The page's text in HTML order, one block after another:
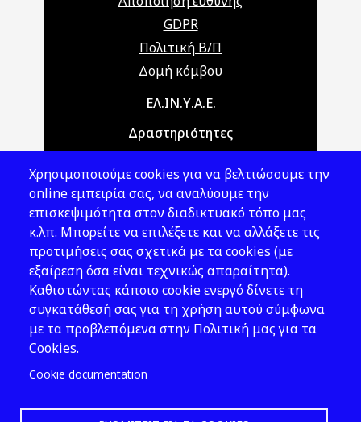
GDPR
Πολιτική Β/Π
Δομή κόμβου
Main navigationΕΛ.ΙΝ.Υ.Α.Ε.
Δραστηριότητες
Νομοθεσία
Εκδόσεις
Νέα - Εκδηλώσεις
Ακολουθήστε μας
Χρησιμοποιούμε cookies για να βελτιώσουμε την
online εμπειρία σας, να αναλύουμε την
επισκεψιμότητα στον διαδικτυακό τόπο μας
κ.λπ. Μπορείτε να επιλέξετε και να αλλάξετε τις
προτιμήσεις σας σχετικά με τα cookies (με
εξαίρεση όσα είναι τεχνικώς απαραίτητα).
Καθιστώντας κάποιο cookie ενεργό δίνετε τη
συγκατάθεσή σας για τη χρήση αυτού σύμφωνα
με τα προβλεπόμενα στην Πολιτική μας για τα
Cookies.
Cookie documentation